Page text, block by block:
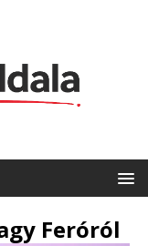
Feróról